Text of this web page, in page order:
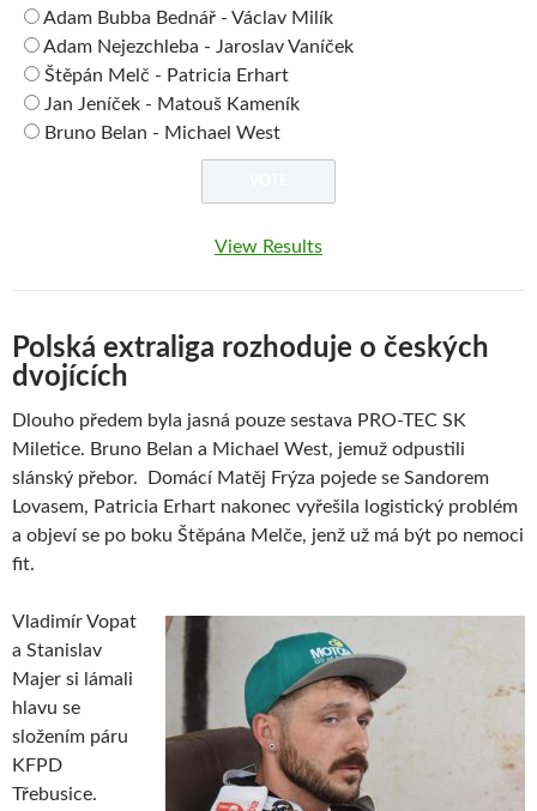
Adam Bubba Bednář - Václav Milík
Adam Nejezchleba - Jaroslav Vaníček
Štěpán Melč - Patricia Erhart
Jan Jeníček - Matouš Kameník
Bruno Belan - Michael West
View Results
Polská extraliga rozhoduje o českých
dvojících
Dlouho předem byla jasná pouze sestava PRO-TEC SK
Miletice. Bruno Belan a Michael West, jemuž odpustili
slánský přebor. Domácí Matěj Frýza pojede se Sandorem
Lovasem, Patricia Erhart nakonec vyřešila logistický problém
a objeví se po boku Štěpána Melče, jenž už má být po nemoci
fit.
Vladimír Vopat
a Stanislav
Majer si lámali
hlavu se
složením páru
KFPD
Třebusice.